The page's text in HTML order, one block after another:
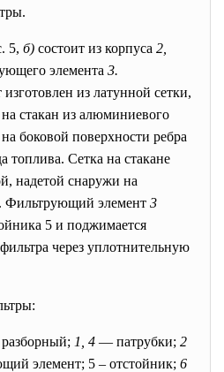
5, б) состоит из корпуса 2,
элемента 3.
из латунной сетки,
стакан из алюминиевого
боковой поверхности ребра
топлива. Сетка на стакане
надетой снаружи на
Фильтрующий элемент 3
5 и поджимается
через уплотнительную
1, 4 — патрубки; 2
элемент; 5 – отстойник; 6